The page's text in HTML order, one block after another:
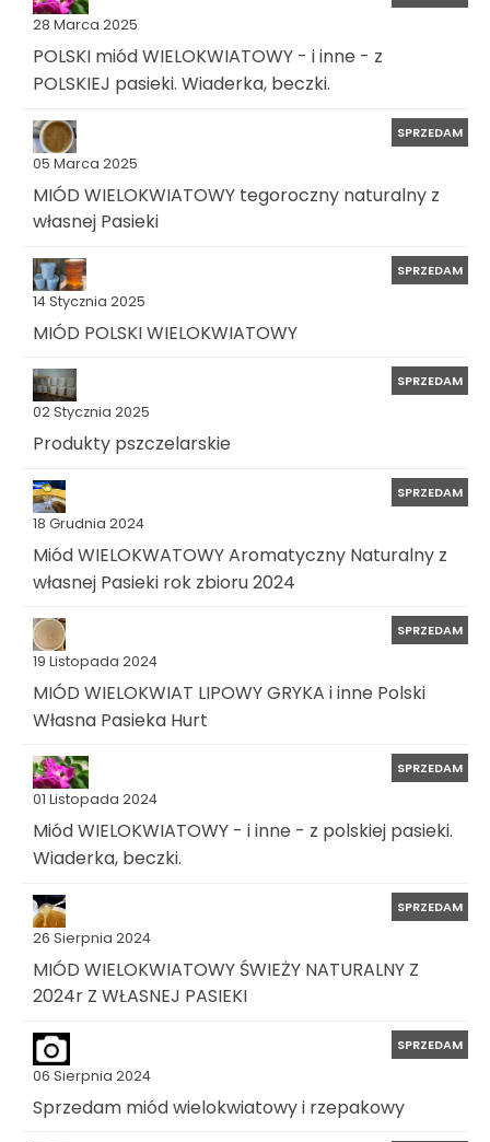
28 Marca 2025
POLSKI miód WIELOKWIATOWY - i inne - z
POLSKIEJ pasieki. Wiaderka, beczki.
05 Marca 2025
SPRZEDAM
MIÓD WIELOKWIATOWY tegoroczny naturalny z
własnej Pasieki
14 Stycznia 2025
SPRZEDAM
MIÓD POLSKI WIELOKWIATOWY
02 Stycznia 2025
SPRZEDAM
Produkty pszczelarskie
18 Grudnia 2024
SPRZEDAM
Miód WIELOKWATOWY Aromatyczny Naturalny z
własnej Pasieki rok zbioru 2024
19 Listopada 2024
SPRZEDAM
MIÓD WIELOKWIAT LIPOWY GRYKA i inne Polski
Własna Pasieka Hurt
01 Listopada 2024
SPRZEDAM
Miód WIELOKWIATOWY - i inne - z polskiej pasieki.
Wiaderka, beczki.
26 Sierpnia 2024
SPRZEDAM
MIÓD WIELOKWIATOWY ŚWIEŻY NATURALNY Z
2024r Z WŁASNEJ PASIEKI
06 Sierpnia 2024
SPRZEDAM
Sprzedam miód wielokwiatowy i rzepakowy